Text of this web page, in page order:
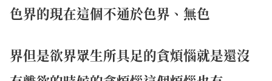
色界的現在這個不通於色界、無色
界但是欲界眾生所具足的貪煩惱就是還沒